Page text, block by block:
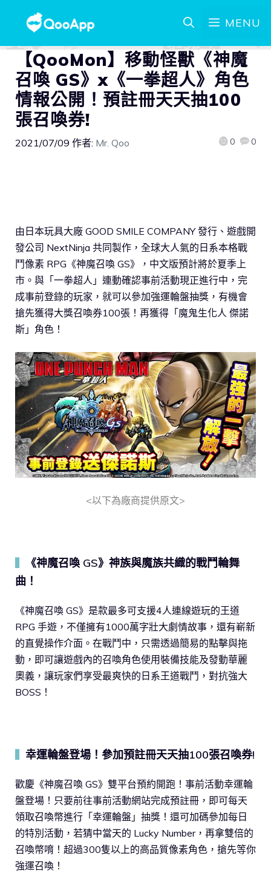
MENU
【QooMon】移動怪獸《神魔
召喚 GS》x《一拳超人》角色
情報公開！預註冊天天抽100
張召喚券!
2021/07/09 作者: Mr. Qoo 0 0
由日本玩具大廠 GOOD SMILE COMPANY 發行、遊戲開
發公司 NextNinja 共同製作，全球大人氣的日系本格戰
鬥像素 RPG《神魔召喚 GS》，中文版預計將於夏季上
市。與「一拳超人」連動確認事前活動現正進行中，完
成事前登錄的玩家，就可以參加強運輪盤抽獎，有機會
搶先獲得大獎召喚券100張！再獲得「魔鬼生化人 傑諾
斯」角色！
<以下為廠商提供原文>
《神魔召喚 GS》神族與魔族共織的戰鬥輪舞
曲！
《神魔召喚 GS》是款最多可支援4人連線遊玩的王道
RPG 手遊，不僅擁有1000萬字壯大劇情故事，還有嶄新
的直覺操作介面。在戰鬥中，只需透過簡易的點擊與拖
動，即可讓遊戲內的召喚角色使用裝備技能及發動華麗
奧義，讓玩家們享受最爽快的日系王道戰鬥，對抗強大
BOSS！
幸運輪盤登場！參加預註冊天天抽100張召喚券!
歡慶《神魔召喚 GS》雙平台預約開跑！事前活動幸運輪
盤登場！只要前往事前活動網站完成預註冊，即可每天
領取召喚幣進行「幸運輪盤」抽獎！還可加碼參加每日
的特別活動，若猜中當天的 Lucky Number，再拿雙倍的
召喚幣唷！超過300隻以上的高品質像素角色，搶先等你
強運召喚！